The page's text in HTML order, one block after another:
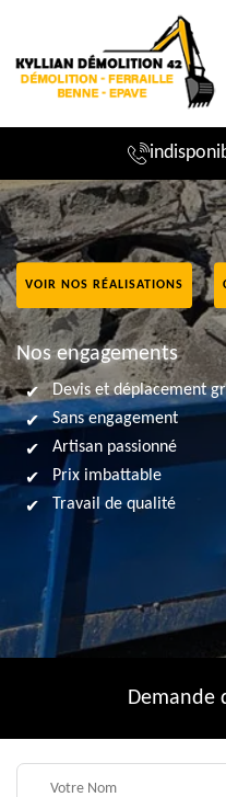
VOIR NOS RÉALISATIONS
Nos engagements
Devis et déplacement
Sans engagement
Artisan passionné
Prix imbattable
Travail de qualité
Demande